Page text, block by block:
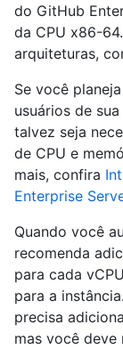
do GitHub
da CPU x86-
arquiteturas,
Se você
usuários de
talvez seja
de CPU e
mais, confira
Enterprise
Quando você
recomenda
para cada
para a
precisa
mas você